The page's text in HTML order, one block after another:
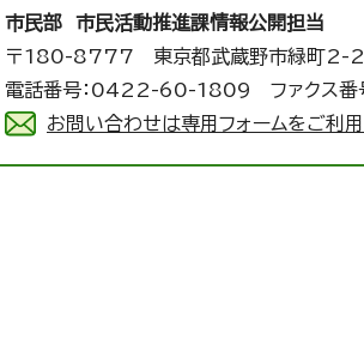
市民部 市民活動推進課情報公開担当
〒180-8777 東京都武蔵野市緑町2-
電話番号：0422-60-1809 ファクス
お問い合わせは専用フォームをご利用